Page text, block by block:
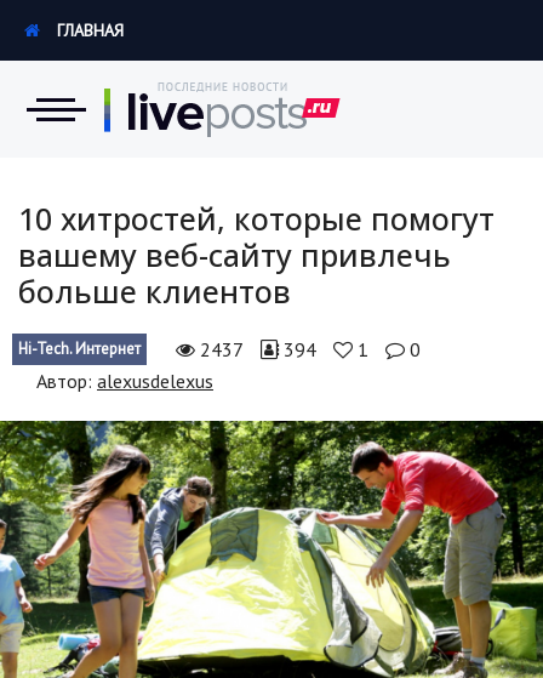
Экономика
Hi-Tech. Интернет
Россия
Наука и техника
Политика
Образование
В мире
Культура
ГЛАВНАЯ
10 хитростей, которые помогут
вашему веб-сайту привлечь
больше клиентов
Hi-Tech. Интернет 2437 394 1
0
Автор: alexusdelexus